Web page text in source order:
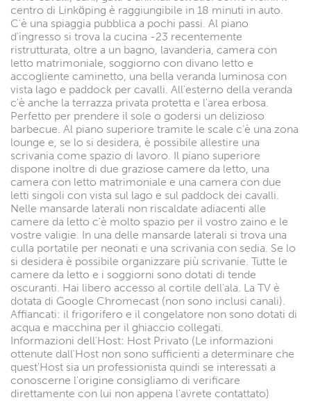
centro di Linköping è raggiungibile in 18 minuti in auto.
C'è una spiaggia pubblica a pochi passi. Al piano
d'ingresso si trova la cucina -23 recentemente
ristrutturata, oltre a un bagno, lavanderia, camera con
letto matrimoniale, soggiorno con divano letto e
accogliente caminetto, una bella veranda luminosa con
vista lago e paddock per cavalli. All'esterno della veranda
c'è anche la terrazza privata protetta e l'area erbosa.
Perfetto per prendere il sole o godersi un delizioso
barbecue. Al piano superiore tramite le scale c'è una zona
lounge e, se lo si desidera, è possibile allestire una
scrivania come spazio di lavoro. Il piano superiore
dispone inoltre di due graziose camere da letto, una
camera con letto matrimoniale e una camera con due
letti singoli con vista sul lago e sul paddock dei cavalli.
Nelle mansarde laterali non riscaldate adiacenti alle
camere da letto c'è molto spazio per il vostro zaino e le
vostre valigie. In una delle mansarde laterali si trova una
culla portatile per neonati e una scrivania con sedia. Se lo
si desidera è possibile organizzare più scrivanie. Tutte le
camere da letto e i soggiorni sono dotati di tende
oscuranti. Hai libero accesso al cortile dell'ala. La TV è
dotata di Google Chromecast (non sono inclusi canali).
Affiancati: il frigorifero e il congelatore non sono dotati di
acqua e macchina per il ghiaccio collegati.
Informazioni dell'Host: Host Privato (Le informazioni
ottenute dall'Host non sono sufficienti a determinare che
quest'Host sia un professionista quindi se interessati a
conoscerne l'origine consigliamo di verificare
direttamente con lui non appena l'avrete contattato)